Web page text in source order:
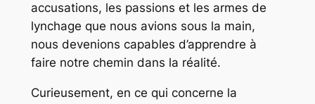
accusations, les passions et les armes de
lynchage que nous avions sous la main,
nous devenions capables d’apprendre à
faire notre chemin dans la réalité.
Curieusement, en ce qui concerne la